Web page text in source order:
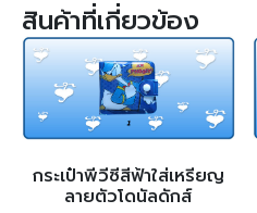
สินค้าที่เกี่ยวข้อง
กระเป๋าพีวีซีสีฟ้าใส่เหรียญ
ลายตัวโดนัลดักส์